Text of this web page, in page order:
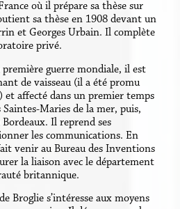
où il prépare sa thèse sur
sa thèse en 1908 devant un
et Georges Urbain. Il complète
privé.
guerre mondiale, il est
de vaisseau (il a été promu
et affecté dans un premier temps
Saintes-Maries de la mer, puis,
Il reprend ses
les communications. En
venir au Bureau des Inventions
la liaison avec le département
britannique.
Broglie s’intéresse aux moyens